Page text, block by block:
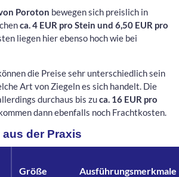
Poroton bewegen sich preislich in
ca. 4 EUR pro Stein und 6,50 EUR pro
liegen hier ebenso hoch wie bei
die Preise sehr unterschiedlich sein
Art von Ziegeln es sich handelt. Die
durchaus bis zuca. 16 EUR pro
dann ebenfalls noch Frachtkosten.
der Praxis
Größe Ausführungsmerkmale